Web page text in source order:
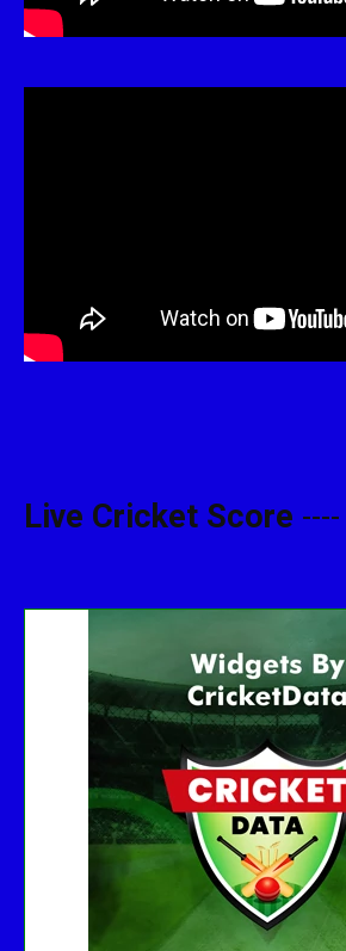
Live Cricket Score ----
No live matches found.
See recent results
See fixtures